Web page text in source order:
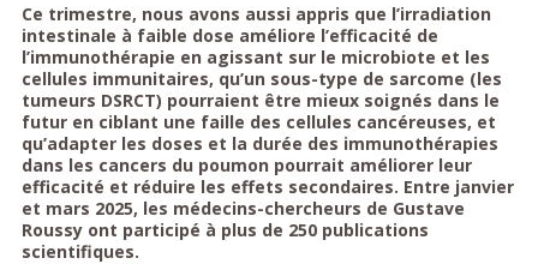
Ce trimestre, nous avons aussi appris que l’irradiation
intestinale à faible dose améliore l’efficacité de
l’immunothérapie en agissant sur le microbiote et les
cellules immunitaires, qu’un sous-type de sarcome (les
tumeurs DSRCT) pourraient être mieux soignés dans le
futur en ciblant une faille des cellules cancéreuses, et
qu’adapter les doses et la durée des immunothérapies
dans les cancers du poumon pourrait améliorer leur
efficacité et réduire les effets secondaires. Entre janvier
et mars 2025, les médecins-chercheurs de Gustave
Roussy ont participé à plus de 250 publications
scientifiques.